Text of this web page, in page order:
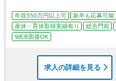
年収550万円以上可 新卒も応募可能
産休・育休取得実績有り
総合門前
WEB面接OK
求人の詳細を見る